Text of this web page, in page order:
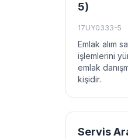
5)
17UY0333-5
Emlak alım
işlemlerini
emlak
kişidir.
Servis